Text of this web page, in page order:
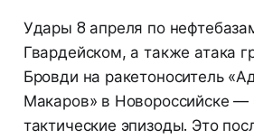
Удары 8 апреля по
Гвардейском, а также атака
Бровди на ракетоноситель
Макаров» в Новороссийске —
тактические эпизоды. Это